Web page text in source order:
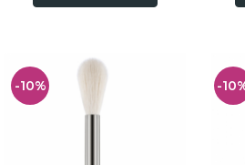
-10% -